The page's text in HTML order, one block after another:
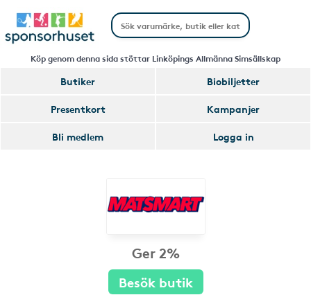
Köp genom denna sida stöttar Linköpings Allmänna Simsällskap
Butiker
Biobiljetter
Presentkort
Kampanjer
Bli medlem
Logga in
Ger 2%
Besök butik